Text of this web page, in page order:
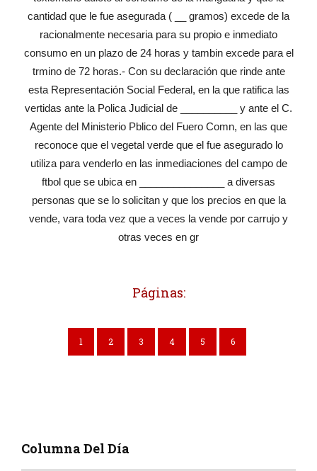
cantidad que le fue asegurada ( __ gramos) excede de la
racionalmente necesaria para su propio e inmediato
consumo en un plazo de 24 horas y tambin excede para el
trmino de 72 horas.- Con su declaración que rinde ante
esta Representación Social Federal, en la que ratifica las
vertidas ante la Polica Judicial de __________ y ante el C.
Agente del Ministerio Pblico del Fuero Comn, en las que
reconoce que el vegetal verde que el fue asegurado lo
utiliza para venderlo en las inmediaciones del campo de
ftbol que se ubica en _______________ a diversas
personas que se lo solicitan y que los precios en que la
vende, vara toda vez que a veces la vende por carrujo y
otras veces en gr
Páginas:
1 2 3 4 5 6
Columna Del Día